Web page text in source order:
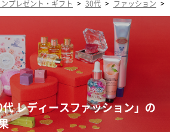
プレゼント・ギフト > 30代 > ファッション >
代 レディースファッション」の